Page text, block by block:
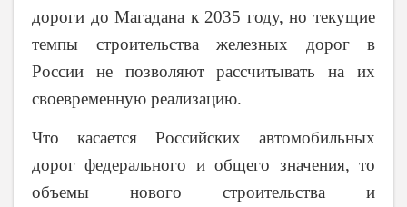
дороги до Магадана к 2035 году, но текущие
темпы строительства железных дорог в
России не позволяют рассчитывать на их
своевременную реализацию.
Что касается Российских автомобильных
дорог федерального и общего значения, то
объемы нового строительства и